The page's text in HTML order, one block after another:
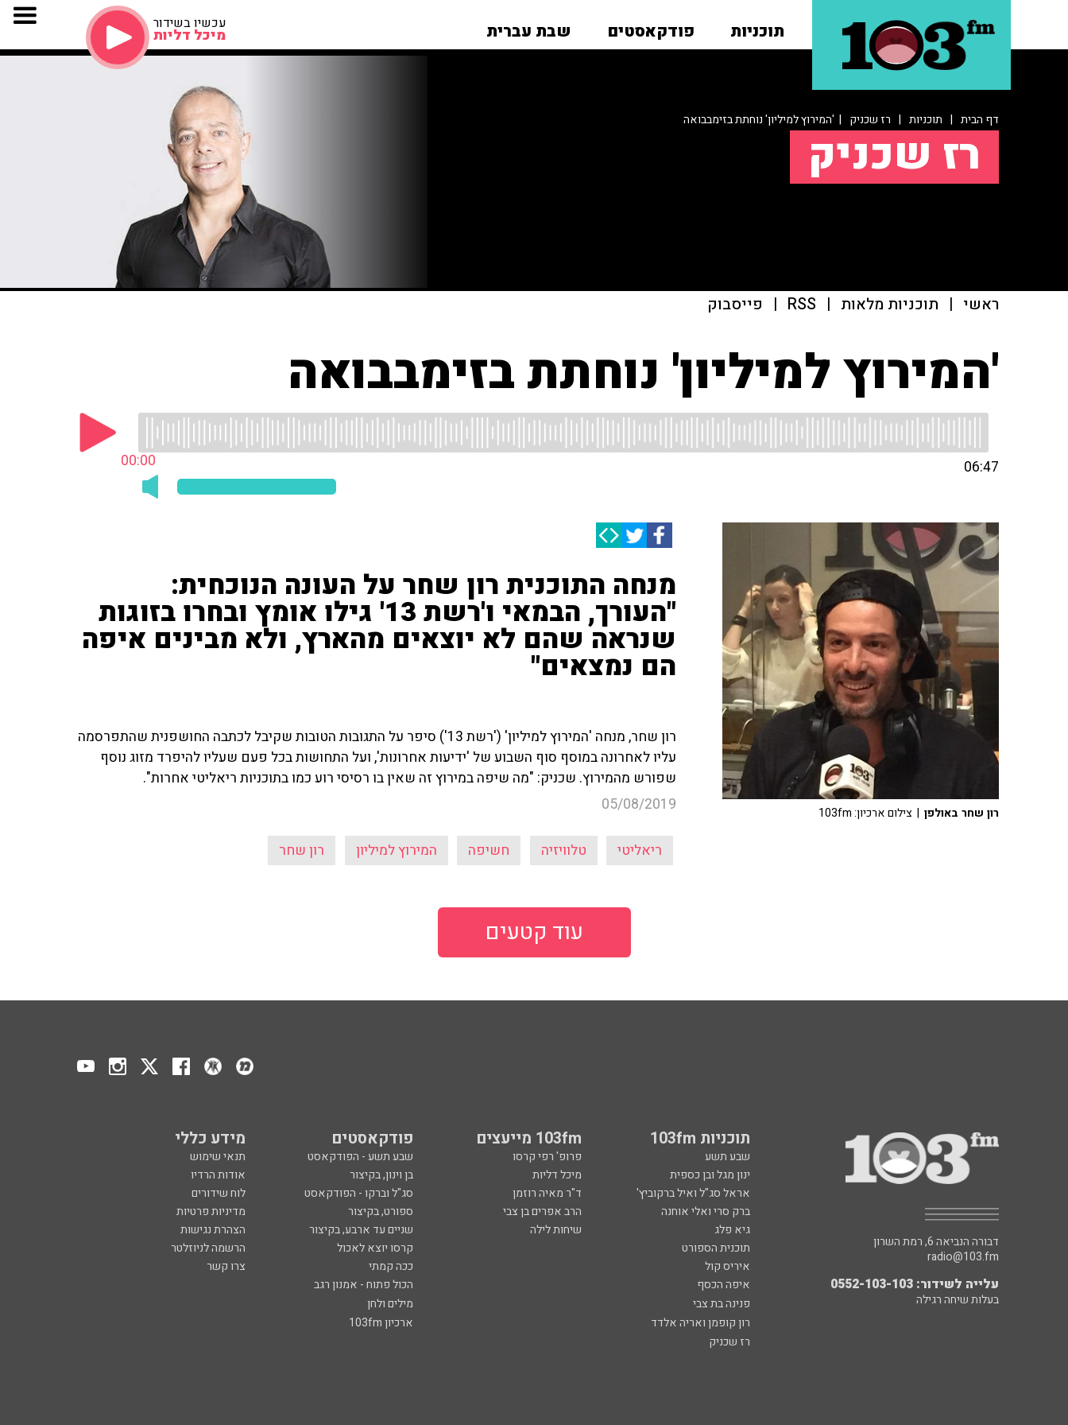
תוכניות פודקאסטים שבת עברית עכשיו בשידור
מיכל דליות
דף הבית | תוכניות | רז שכניק | 'המירוץ למיליון' נוחתת בזימבבואה
רז שכניק
ראשי | תוכניות מלאות |
RSS
| פייסבוק
'המירוץ למיליון' נוחתת בזימבבואה
00:00 06:47
מנחה התוכנית רון שחר על העונה הנוכחית:
"העורך, הבמאי ו'רשת 13' גילו אומץ ובחרו בזוגות
שנראה שהם לא יוצאים מהארץ, ולא מבינים איפה
הם נמצאים"
רון שחר, מנחה 'המירוץ למיליון' ('רשת 13') סיפר על התגובות הטובות שקיבל לכתבה החושפנית שהתפרסמה
עליו לאחרונה במוסף סוף השבוע של 'ידיעות אחרונות', ועל התחושות בכל פעם שעליו להיפרד מזוג נוסף
שפורש מהמירוץ. שכניק: "מה שיפה במירוץ זה שאין בו רסיסי רוע כמו בתוכניות ריאליטי אחרות".
05/08/2019
ריאליטי טלוויזיה חשיפה המירוץ למיליון רון שחר
רון שחר באולפן | צילום ארכיון: 103fm
עוד קטעים
תוכניות 103fm 103fm מייעצים פודקאסטים מידע כללי
שבע תשע פרופ' רפי קרסו שבע תשע - הפודקאסט
תנאי שימוש
ינון מגל ובן כספית
מיכל דליות בן וינון, בקיצור
אודות הרדיו
אראל סג"ל ואיל ברקוביץ'
ד"ר מאיה רוזמן סג"ל וברקו - הפודקאסט
לוח שידורים
ברק סרי ואלי אוחנה
הרב אפרים בן צבי ספורט, בקיצור
מדיניות פרטיות
גיא פלג
שיחות לילה שניים עד ארבע, בקיצור
הצהרת נגישות
תוכנית הספורט
קרסו יוצא לאכול
הרשמה לניוזלטר
איריס קול
ככה קמתי
צרו קשר
איפה הכסף
הכול פתוח - אמנון רגב
פנינה בת צבי
מילים ולחן
רון קופמן ואריה אלדד
ארכיון 103fm
רז שכניק
דבורה הנביאה 6, רמת השרון
radio@103.fm
עלייה לשידור: 0552-103-103
בעלות שיחה רגילה